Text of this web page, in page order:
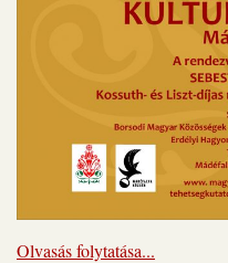
Olvasás folytatása...